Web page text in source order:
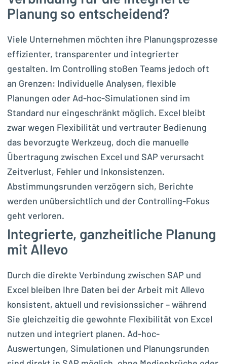
Planung so entscheidend?
Viele Unternehmen möchten ihre Planungsprozesse
effizienter, transparenter und integrierter
gestalten. Im Controlling stoßen Teams jedoch oft
an Grenzen: Individuelle Analysen, flexible
Planungen oder Ad-hoc-Simulationen sind im
Standard nur eingeschränkt möglich. Excel bleibt
zwar wegen Flexibilität und vertrauter Bedienung
das bevorzugte Werkzeug, doch die manuelle
Übertragung zwischen Excel und SAP verursacht
Zeitverlust, Fehler und Inkonsistenzen.
Abstimmungsrunden verzögern sich, Berichte
werden unübersichtlich und der Controlling-Fokus
geht verloren.
Integrierte, ganzheitliche Planung
mit Allevo
Durch die direkte Verbindung zwischen SAP und
Excel bleiben Ihre Daten bei der Arbeit mit Allevo
konsistent, aktuell und revisionssicher – während
Sie gleichzeitig die gewohnte Flexibilität von Excel
nutzen und integriert planen. Ad-hoc-
Auswertungen, Simulationen und Planungsrunden